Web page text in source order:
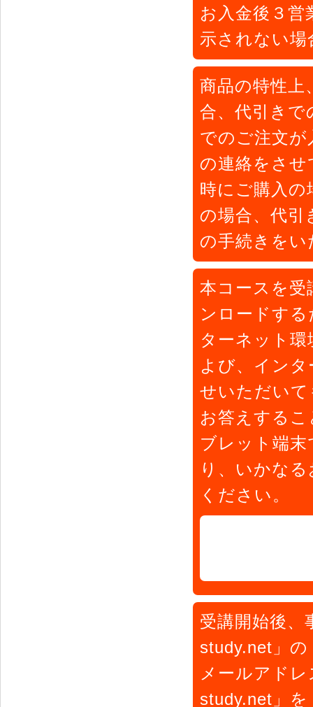
お入金後３
示されない
商品の特性上
合、代引きで
でのご注文
の連絡をさ
時にご購入
の場合、代引
の手続きを
本コースを受
ンロードす
ターネット
よび、イン
せいただい
お答えする
ブレット端
り、いかな
ください。
受講開始後、
study.net」
メールアド
study.net」